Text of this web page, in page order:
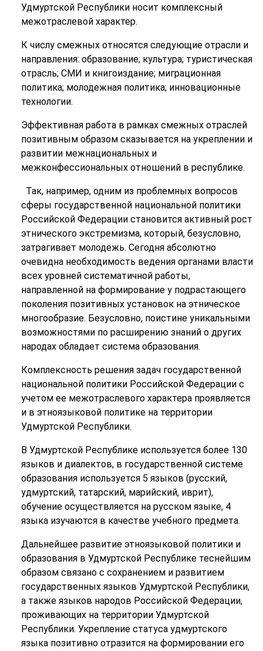
Удмуртской Республики носит комплексный
межотраслевой характер.
К числу смежных относятся следующие отрасли и
направления: образование; культура; туристическая
отрасль; СМИ и книгоиздание; миграционная
политика; молодежная политика; инновационные
технологии.
Эффективная работа в рамках смежных отраслей
позитивным образом сказывается на укреплении и
развитии межнациональных и
межконфессиональных отношений в республике.
Так, например,одним из проблемных вопросов
сферы государственной национальной политики
Российской Федерации становится активный рост
этнического экстремизма, который, безусловно,
затрагивает молодежь. Сегодня абсолютно
очевидна необходимость ведения органами власти
всех уровней систематичной работы,
направленной на формирование у подрастающего
поколения позитивных установок на этническое
многообразие. Безусловно, поистине уникальными
возможностями по расширению знаний о других
народах обладает система образования.
Комплексность решения задач государственной
национальной политики Российской Федерации с
учетом ее межотраслевого характера проявляется
и в этноязыковой политике на территории
Удмуртской Республики.
В Удмуртской Республике используется более 130
языков и диалектов, в государственной системе
образования используется 5 языков (русский,
удмуртский, татарский, марийский, иврит),
обучение осуществляется на русском языке, 4
языка изучаются в качестве учебного предмета.
Дальнейшее развитие этноязыковой политики и
образования в Удмуртской Республике теснейшим
образом связано с сохранением и развитием
государственных языков Удмуртской Республики,
а также языков народов Российской Федерации,
проживающих на территории Удмуртской
Республики. Укрепление статуса удмуртского
языка позитивно отразится на формировании его